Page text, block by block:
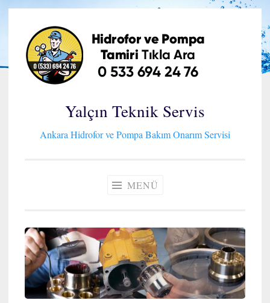
İçeriğe
geç
Yalçın Teknik Servis
Ankara Hidrofor ve Pompa Bakım Onarım Servisi
MENÜ